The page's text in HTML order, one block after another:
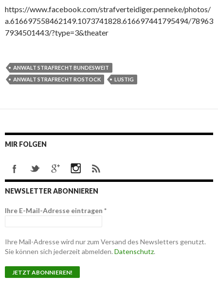
https://www.facebook.com/strafverteidiger.penneke/photos/
a.616697558462149.1073741828.616697441795494/78963
7934501443/?type=3&theater
ANWALT STRAFRECHT BUNDESWEIT
ANWALT STRAFRECHT ROSTOCK
LUSTIG
MIR FOLGEN
NEWSLETTER ABONNIEREN
Ihre E-Mail-Adresse eintragen *
Ihre Mail-Adresse wird nur zum Versand des Newsletters genutzt.
Sie können sich jederzeit abmelden. Datenschutz.